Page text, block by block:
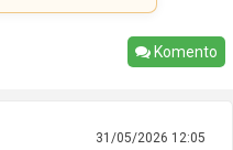
Komento
31/05/2026 12:05